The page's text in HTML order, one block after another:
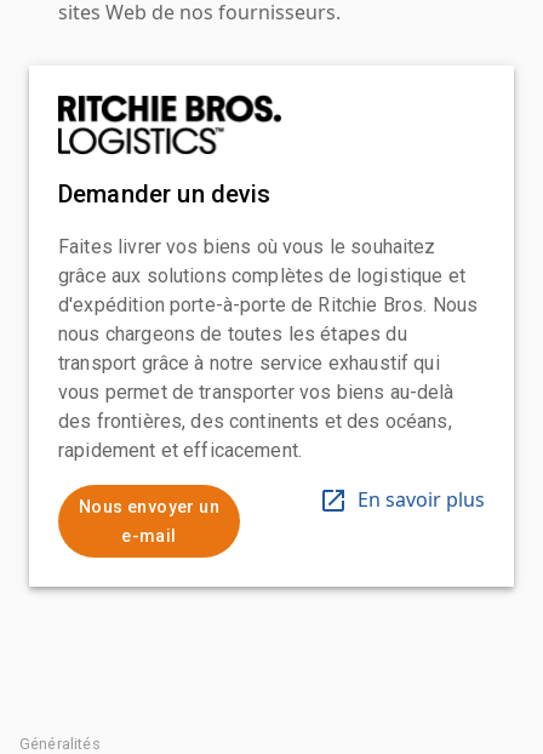
sites Web de nos fournisseurs.
Demander un devis
Faites livrer vos biens où vous le souhaitez
grâce aux solutions complètes de logistique et
d'expédition porte-à-porte de Ritchie Bros. Nous
nous chargeons de toutes les étapes du
transport grâce à notre service exhaustif qui
vous permet de transporter vos biens au-delà
des frontières, des continents et des océans,
rapidement et efficacement.
Nous envoyer un
e-mail
En savoir plus
Généralités